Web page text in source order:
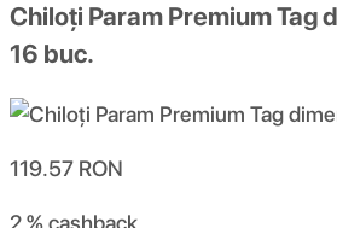
Chiloți Param Premium Tag
16 buc.
119.57 RON
2 %cashback